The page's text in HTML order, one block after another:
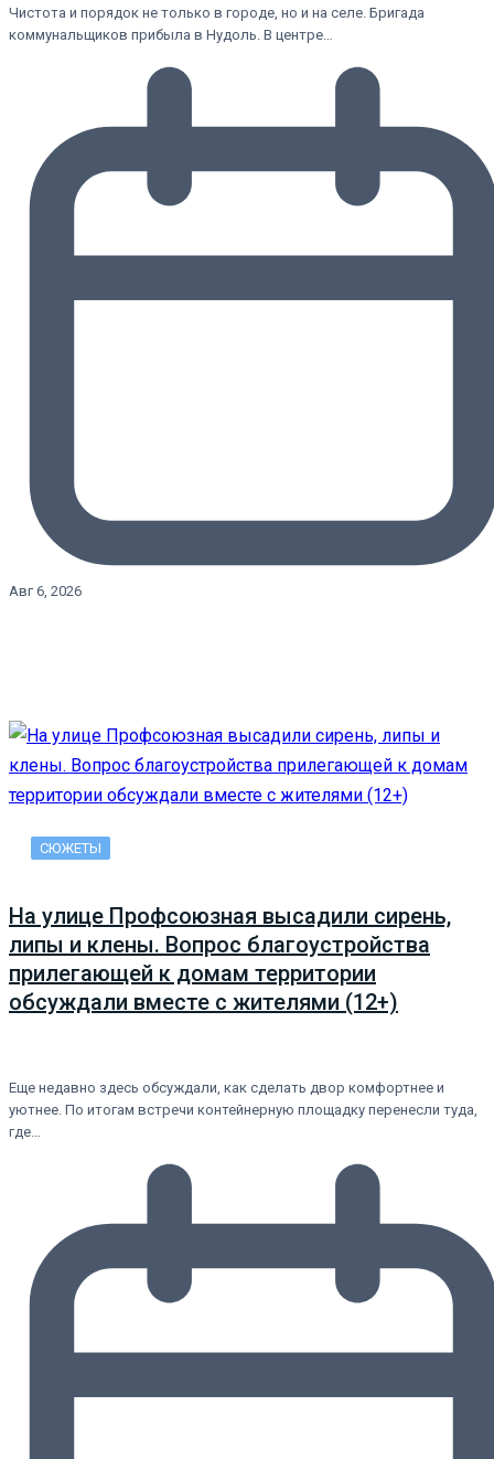
Чистота и порядок не только в городе, но и на селе. Бригада
коммунальщиков прибыла в Нудоль. В центре…
Авг 6, 2026
СЮЖЕТЫ
На улице Профсоюзная высадили сирень,
липы и клены. Вопрос благоустройства
прилегающей к домам территории
обсуждали вместе с жителями (12+)
Еще недавно здесь обсуждали, как сделать двор комфортнее и
уютнее. По итогам встречи контейнерную площадку перенесли туда,
где…